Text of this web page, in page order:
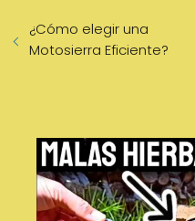
¿Cómo elegir una
Motosierra Eficiente?